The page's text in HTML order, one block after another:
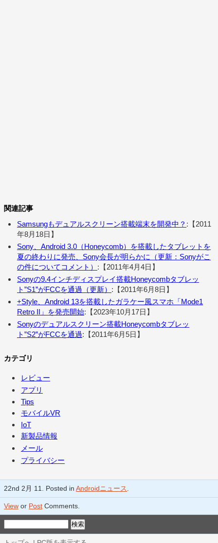
関連記事
Samsungもデュアルスクリーン搭載端末を開発中？ :【2011
年8月18日】
Sony、Android 3.0（Honeycomb）を搭載したタブレットを
夏の終わりに発売、Sony会長が明らかに（更新：Sonyがこ
の件についてコメント） :【2011年4月4日】
Sonyの9.4インチディスプレイ搭載Honeycombタブレッ
ト”S1”がFCCを通過（更新） :【2011年6月8日】
+Style、Android 13を搭載したガラケー風スマホ「Mode1
Retro II」を発売開始:【2023年10月17日】
Sonyのデュアルスクリーン搭載Honeycombタブレッ
ト”S2”がFCCを通過:【2011年6月5日】
カテゴリ
レビュー
アプリ
Tips
モバイルVR
IoT
新製品情報
メール
プライバシー
22nd 2月 11. Posted in Androidニュース.
View or Post Comments.